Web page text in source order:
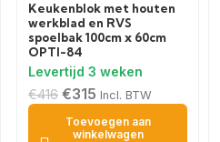
Keukenblok met houten
werkblad en RVS
spoelbak 100cm x 60cm
OPTI-84
€416 €315 Incl. BTW
Toevoegen aan
winkelwagen